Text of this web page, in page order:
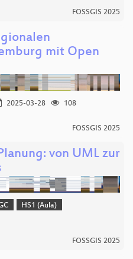
FOSSGIS 2025
mit Open
2025-03-28
108
FOSSGIS 2025
von UML zur
HS1 (Aula)
FOSSGIS 2025